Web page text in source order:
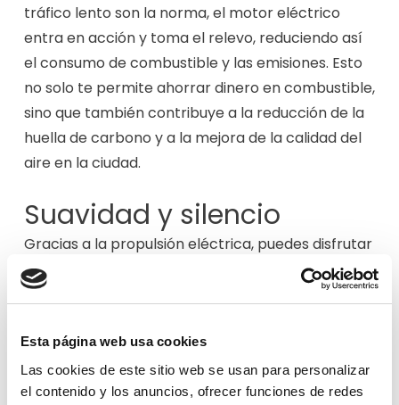
Esta página web usa cookies
Las cookies de este sitio web se usan para personalizar
el contenido y los anuncios, ofrecer funciones de redes
tráfico lento son la norma, el motor eléctrico
entra en acción y toma el relevo, reduciendo así
el consumo de combustible y las emisiones. Esto
no solo te permite ahorrar dinero en combustible,
sino que también contribuye a la reducción de la
huella de carbono y a la mejora de la calidad del
aire en la ciudad.
Suavidad y silencio
Gracias a la propulsión eléctrica, puedes disfrutar
de una experiencia de conducción más tranquila y
sin vibraciones. Incluso cuando el motor de
se mantiene en un nivel mínimo. Imagina poder
deslizarte por las calles de la ciudad sin
interrumpir la paz y la tranquilidad de tus vecinos.